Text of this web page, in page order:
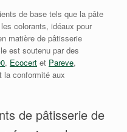
de base tels que la pâte
colorants, idéaux pour
matière de pâtisserie
est soutenu par des
, Ecocert et Pareve,
la conformité aux
de pâtisserie de